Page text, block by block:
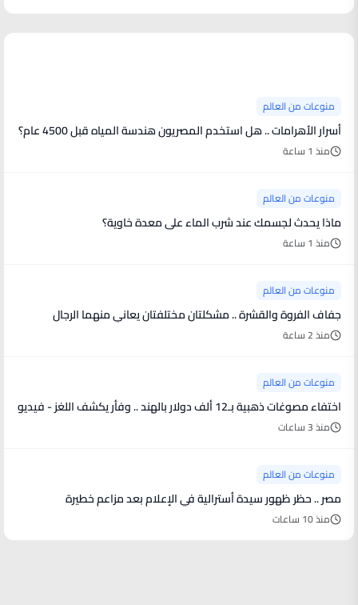
منوعات من العالم
أسرار الأهرامات .. هل استخدم المصريون هندسة المياه قبل 4500 عام؟
منذ 1 ساعة
منوعات من العالم
ماذا يحدث لجسمك عند شرب الماء على معدة خاوية؟
منذ 1 ساعة
منوعات من العالم
جفاف الفروة والقشرة .. مشكلتان مختلفتان يعاني منهما الرجال
منذ 2 ساعة
منوعات من العالم
اختفاء مصوغات ذهبية بـ12 ألف دولار بالهند .. وفأر يكشف اللغز - فيديو
منذ 3 ساعات
منوعات من العالم
مصر .. حظر ظهور سيدة أسترالية في الإعلام بعد مزاعم خطيرة
منذ 10 ساعات